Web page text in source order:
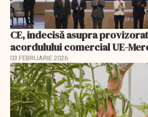
CE, indecisă asupra
acordulului comercial UE-
03 FEBRUARIE 2026